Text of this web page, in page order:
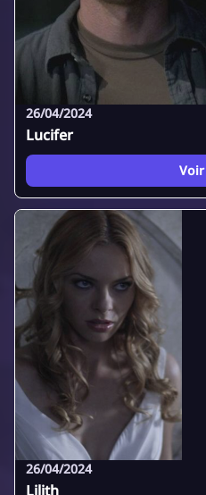
26/04/2024
Lucifer
Voir
26/04/2024
Lilith